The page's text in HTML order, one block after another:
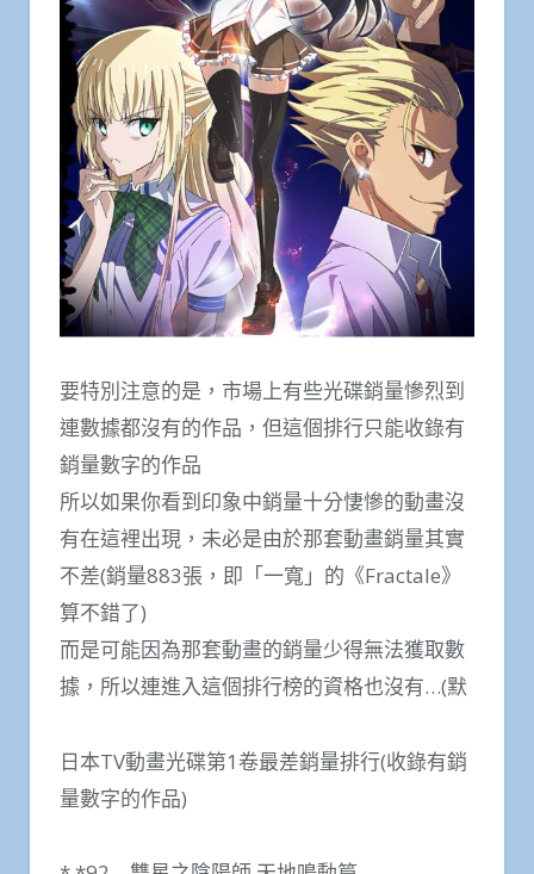
要特別注意的是，市場上有些光碟銷量慘烈到
連數據都沒有的作品，但這個排行只能收錄有
銷量數字的作品
所以如果你看到印象中銷量十分悽慘的動畫沒
有在這裡出現，未必是由於那套動畫銷量其實
不差(銷量883張，即「一寬」的《Fractale》
算不錯了)
而是可能因為那套動畫的銷量少得無法獲取數
據，所以連進入這個排行榜的資格也沒有…(默
日本TV動畫光碟第1卷最差銷量排行(收錄有銷
量數字的作品)